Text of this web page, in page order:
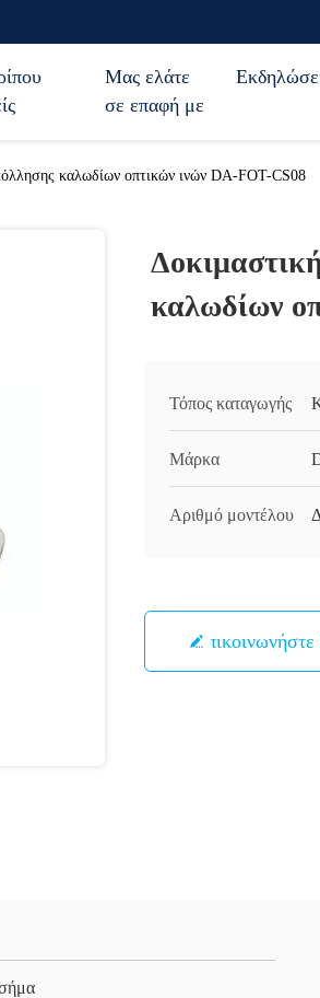
Μας ελάτε
σε επαφή με
καλωδίων οπτικών ινών DA-FOT-CS08
καλωδίων
Τόπος καταγωγής
Μάρκα
Αριθμό μοντέλου